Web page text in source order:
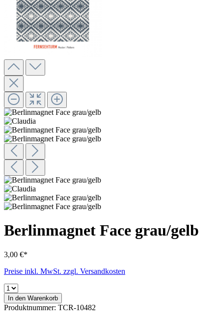
Berlinmagnet Face grau/gelb
3,00 €*
Preise inkl. MwSt. zzgl. Versandkosten
In den Warenkorb
Produktnummer: TCR-10482